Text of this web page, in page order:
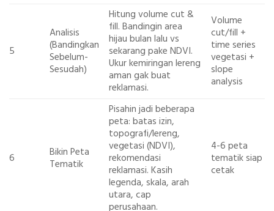
5
Analisis
(Bandingkan
Sebelum-
Sesudah)
Hitung volume cut &
fill. Bandingin area
hijau bulan lalu vs
sekarang pake NDVI.
Ukur kemiringan lereng
aman gak buat
reklamasi.
Volume
cut/fill +
time series
vegetasi +
slope
analysis
6
Bikin Peta
Tematik
Pisahin jadi beberapa
peta: batas izin,
topografi/lereng,
vegetasi (NDVI),
rekomendasi
reklamasi. Kasih
legenda, skala, arah
utara, cap
perusahaan.
4-6 peta
tematik siap
cetak